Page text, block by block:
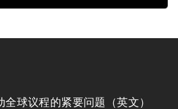
球议程的紧要问题（英文）